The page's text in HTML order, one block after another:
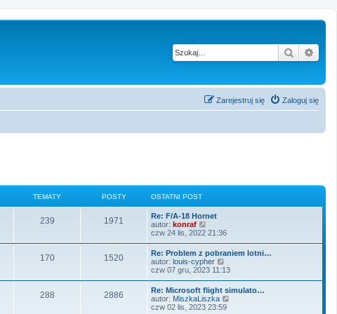
Szukaj
Zaloguj się
Zarejestruj się
TEMATY POSTY OSTATNI POST
239 1971
Re: F/A-18 Hornet
autor: konraf
y
i
e
t
l
n
a
j
czw 24 lis, 2022 21:36
170 1520
Re: Problem z pobraniem lotni…
autor: louis-cypher
y
w
i
e
t
czw 07 gru, 2023 11:13
288 2886
Re: Microsoft flight simulato…
autor: MiszkaLiszka
czw 02 lis, 2023 23:59